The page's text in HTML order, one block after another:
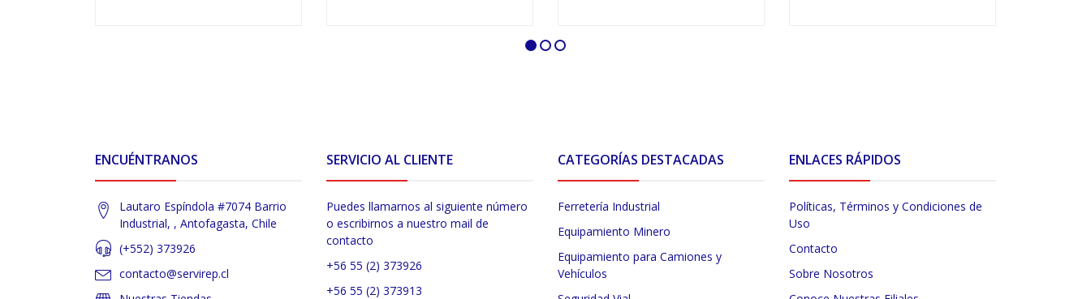
ENCUÉNTRANOS
Lautaro Espíndola #7074 Barrio
Industrial, , Antofagasta, Chile
(+552) 373926
contacto@servirep.cl
SERVICIO AL CLIENTE
Puedes llamarnos al siguiente número
o escribirnos a nuestro mail de
contacto
+56 55 (2) 373926
+56 55 (2) 373913
CATEGORÍAS DESTACADAS
Ferretería Industrial
Equipamiento Minero
Equipamiento para Camiones y
Vehículos
ENLACES RÁPIDOS
Políticas, Términos y Condiciones de
Uso
Contacto
Sobre Nosotros